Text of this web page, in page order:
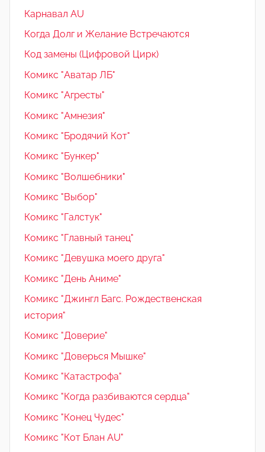
Карнавал AU
Когда Долг и Желание Встречаются
Код замены (Цифровой Цирк)
Комикс "Аватар ЛБ"
Комикс "Агресты"
Комикс "Амнезия"
Комикс "Бродячий Кот"
Комикс "Бункер"
Комикс "Волшебники"
Комикс "Выбор"
Комикс "Галстук"
Комикс "Главный танец"
Комикс "Девушка моего друга"
Комикс "День Аниме"
Комикс "Джингл Багс. Рождественская
история"
Комикс "Доверие"
Комикс "Доверься Мышке"
Комикс "Катастрофа"
Комикс "Когда разбиваются сердца"
Комикс "Конец Чудес"
Комикс "Кот Блан AU"